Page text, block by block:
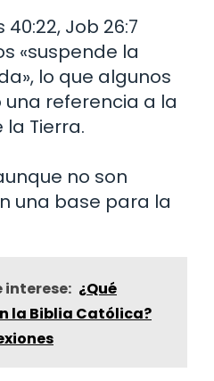
Job 26:7
«suspende la
lo que algunos
referencia a la
Tierra.
no son
una base para la
interese: ¿Qué
la Biblia Católica?